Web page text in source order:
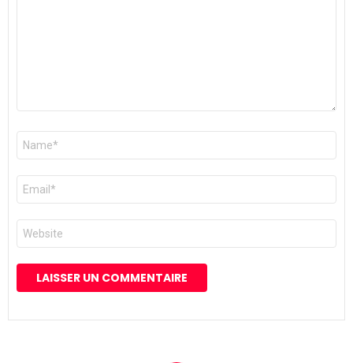
Nom
E-
mail
*
Site
web